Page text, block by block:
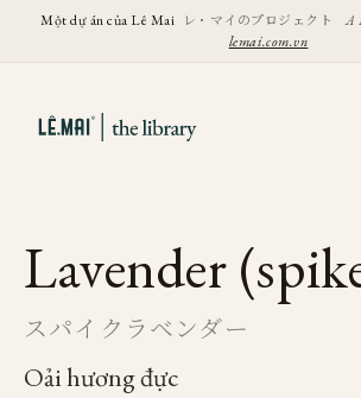
Một dự án của Lê Mai レ・マイのプロジェクト A
lemai.com.vn
Lavender
スパイクラベンダー
Oải hương đực